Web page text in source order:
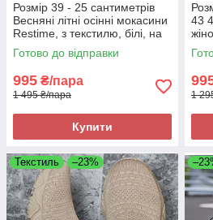
Розмір 39 - 25 сантиметрів
Весняні літні осінні мокасини
Restime, з текстилю, білі, на
підошві з піни, легкі та зручні
Готово до відправки
995 ₴/пара
1 495 ₴/пара
Купити
43
та
1
Текстиль –23%